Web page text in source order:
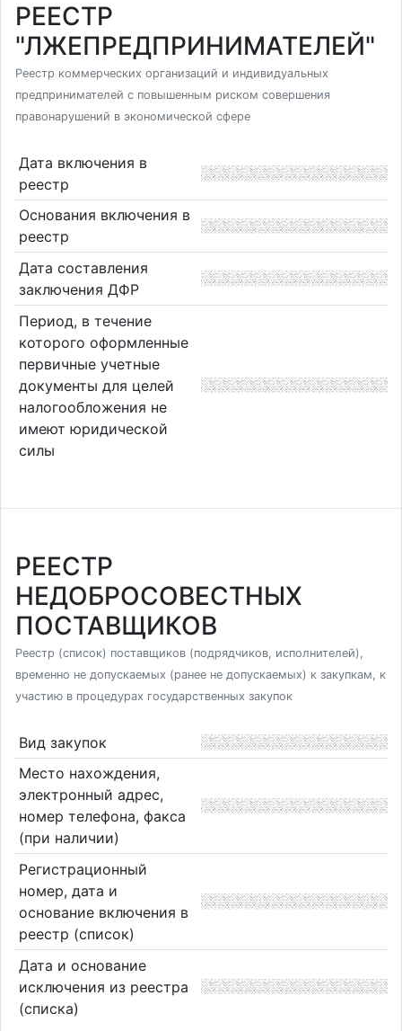
РЕЕСТР
"ЛЖЕПРЕДПРИНИМАТЕЛЕЙ"
Реестр коммерческих организаций и индивидуальных
предпринимателей с повышенным риском совершения
правонарушений в экономической сфере
Дата включения в
реестр
Основания включения в
реестр
Дата составления
заключения ДФР
Период, в течение
которого оформленные
первичные учетные
документы для целей
налогообложения не
имеют юридической
силы
РЕЕСТР
НЕДОБРОСОВЕСТНЫХ
ПОСТАВЩИКОВ
Реестр (список) поставщиков (подрядчиков, исполнителей),
временно не допускаемых (ранее не допускаемых) к закупкам, к
участию в процедурах государственных закупок
Вид закупок
Место нахождения,
электронный адрес,
номер телефона, факса
(при наличии)
Регистрационный
номер, дата и
основание включения в
реестр (список)
Дата и основание
исключения из реестра
(списка)